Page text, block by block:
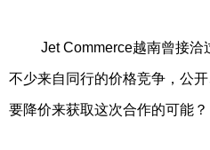
Jet Commerce越南曾接
不少来自同行的价格竞争，公
要降价来获取这次合作的可能？